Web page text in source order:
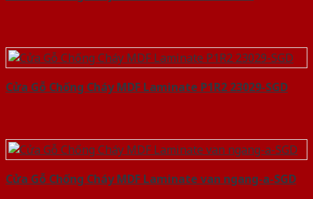
Cửa Gỗ Chống Cháy MDF Laminate P1R2 23029-SGD
Cửa Gỗ Chống Cháy MDF Laminate van ngang-a-SGD